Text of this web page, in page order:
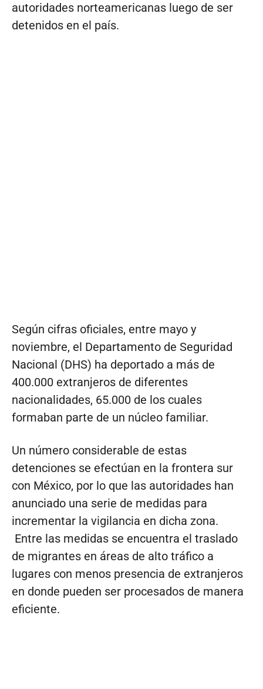
autoridades norteamericanas luego de ser
detenidos en el país.
Según cifras oficiales, entre mayo y
noviembre, el Departamento de Seguridad
Nacional (DHS) ha deportado a más de
400.000 extranjeros de diferentes
nacionalidades, 65.000 de los cuales
formaban parte de un núcleo familiar.
Un número considerable de estas
detenciones se efectúan en la frontera sur
con México, por lo que las autoridades han
anunciado una serie de medidas para
incrementar la vigilancia en dicha zona.
Entre las medidas se encuentra el traslado
de migrantes en áreas de alto tráfico a
lugares con menos presencia de extranjeros
en donde pueden ser procesados de manera
eficiente.